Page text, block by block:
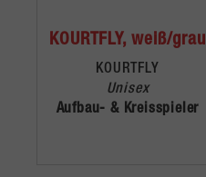
KOURTFLY, weiß/grau
KOURTFLY
Unisex
Aufbau- & Kreisspieler